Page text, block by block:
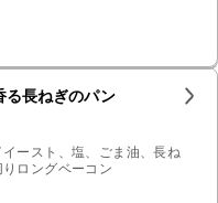
る長ねぎのパン
ースト、塩、ごま油、長ね
ロングベーコン